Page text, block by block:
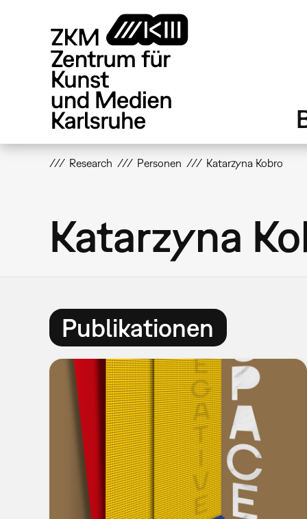
Research Personen Katarzyna Kobro
Katarzyna
Publikationen